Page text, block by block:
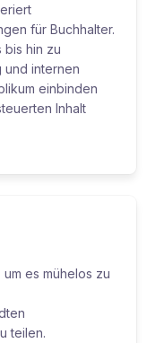
für Buchhalter.
bis hin zu
und internen
einbinden
Inhalt
es mühelos zu
teilen.